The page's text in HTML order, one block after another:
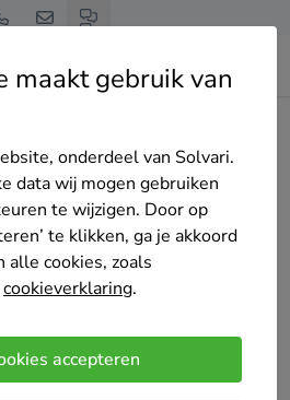
maakt gebruik van
onderdeel van Solvari.
data wij mogen gebruiken
te wijzigen. Door op
te klikken, ga je akkoord
alle cookies, zoals
cookieverklaring.
accepteren